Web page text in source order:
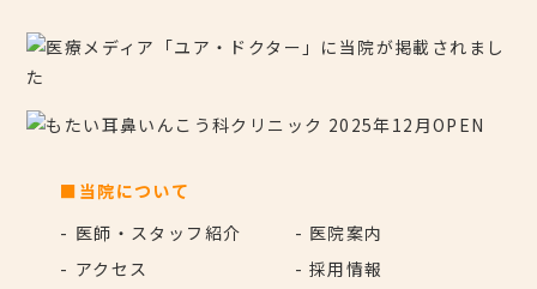
■当院について
医師・スタッフ紹介
医院案内
アクセス
採用情報